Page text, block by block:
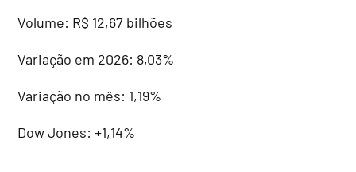
Volume: R$ 12,67 bilhões
Variação em 2026: 8,03%
Variação no mês: 1,19%
Dow Jones: +1,14%